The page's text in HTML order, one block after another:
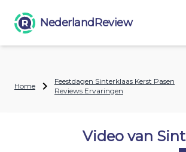
NederlandReview
Home
Feestdagen Sinterklaas Kerst Pasen
Reviews Ervaringen
Video van Sint